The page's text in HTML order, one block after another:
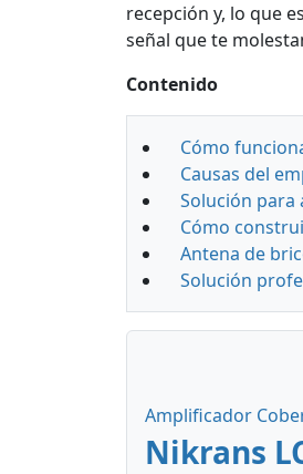
recepción y, lo que
señal que te
Contenido
Cómo
Causas del
Solución para
Cómo
Antena de
Solución
Amplificador
Nikrans